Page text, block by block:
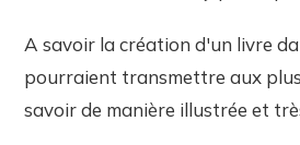
A savoir la création d'un livre
pourraient transmettre aux
savoir de manière illustrée et